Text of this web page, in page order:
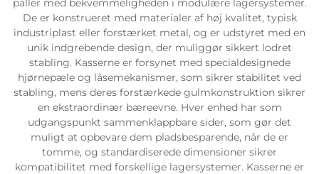
paller med bekvemmeligheden i modulære lagersystemer.
De er konstrueret med materialer af høj kvalitet, typisk
industriplast eller forstærket metal, og er udstyret med en
unik indgrebende design, der muliggør sikkert lodret
stabling. Kasserne er forsynet med specialdesignede
hjørnepæle og låsemekanismer, som sikrer stabilitet ved
stabling, mens deres forstærkede gulmkonstruktion sikrer
en ekstraordinær bæreevne. Hver enhed har som
udgangspunkt sammenklappbare sider, som gør det
muligt at opbevare dem pladsbesparende, når de er
tomme, og standardiserede dimensioner sikrer
kompatibilitet med forskellige lagersystemer. Kasserne er